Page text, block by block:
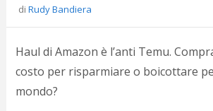
diRudy Bandiera
Haul di Amazon è l’anti Temu.
costo per risparmiare o boicottare
mondo?